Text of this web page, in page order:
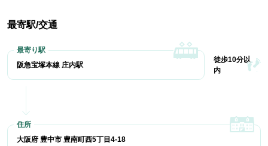
最寄駅/交通
阪急宝塚本線 庄内駅
徒歩10分以
内
大阪府 豊中市 豊南町西5丁目4-18